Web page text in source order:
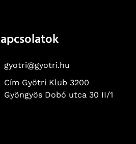
gyotri@gyotri.hu
Cím Gyötri Klub 3200
Gyöngyös Dobó utca 30 II/1